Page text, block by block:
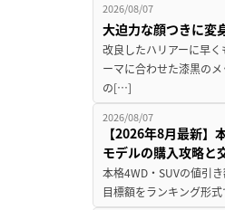
2026/08/07
大迫力な顔つきに変
改良したハリアーに早
ーマに合わせた漆黒の
の[…]
2026/08/07
【2026年8月最新
モデルの購入攻略と
本格4WD・SUVの値引
目標額をランキング形